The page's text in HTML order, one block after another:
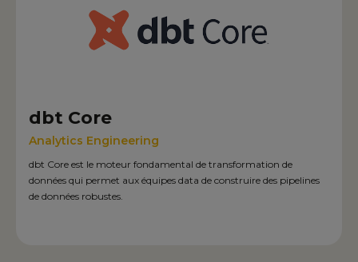
dbt Core
Analytics Engineering
dbt Core est le moteur fondamental de transformation de
données qui permet aux équipes data de construire des pipelines
de données robustes.